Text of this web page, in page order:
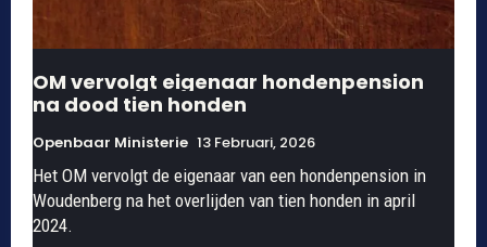
OM vervolgt eigenaar hondenpension
na dood tien honden
Openbaar Ministerie 13 Februari, 2026
Het OM vervolgt de eigenaar van een hondenpension in
Woudenberg na het overlijden van tien honden in april
2024.